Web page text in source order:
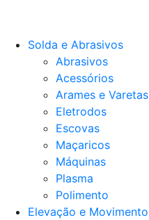
Solda e Abrasivos
Abrasivos
Acessórios
Arames e Varetas
Eletrodos
Escovas
Maçaricos
Máquinas
Plasma
Polimento
Elevação e Movimento